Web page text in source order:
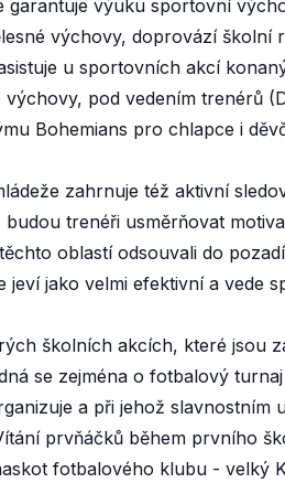
garantuje výuku sportovní
výchovy, doprovází školní
u sportovních akcí
pod vedením trenérů
Bohemians pro chlapce i
zahrnuje též aktivní
trenéři usměrňovat
oblastí odsouvali do
jako velmi efektivní a vede
školních akcích, které jsou
se zejména o fotbalový
a při jehož
prvňáčků během prvního
fotbalového klubu - velký